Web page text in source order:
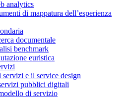
analytics
di mappatura dell’esperienza
documentale
benchmark
euristica
servizi e il service design
pubblici digitali
di servizio